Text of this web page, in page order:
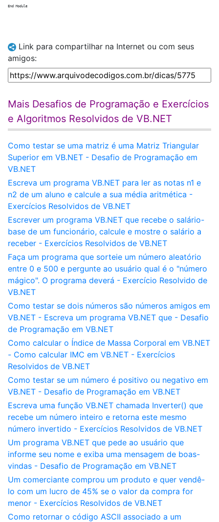
Link para compartilhar na Internet ou com seus
amigos:
Mais Desafios de Programação e Exercícios
e Algoritmos Resolvidos de VB.NET
Como testar se uma matriz é uma Matriz Triangular
Superior em VB.NET - Desafio de Programação em
VB.NET
Escreva um programa VB.NET para ler as notas n1 e
n2 de um aluno e calcule a sua média aritmética -
Exercícios Resolvidos de VB.NET
Escrever um programa VB.NET que recebe o salário-
base de um funcionário, calcule e mostre o salário a
receber - Exercícios Resolvidos de VB.NET
Faça um programa que sorteie um número aleatório
entre 0 e 500 e pergunte ao usuário qual é o "número
mágico". O programa deverá - Exercício Resolvido de
VB.NET
Como testar se dois números são números amigos em
VB.NET - Escreva um programa VB.NET que - Desafio
de Programação em VB.NET
Como calcular o Índice de Massa Corporal em VB.NET
- Como calcular IMC em VB.NET - Exercícios
Resolvidos de VB.NET
Como testar se um número é positivo ou negativo em
VB.NET - Desafio de Programação em VB.NET
Escreva uma função VB.NET chamada Inverter() que
recebe um número inteiro e retorna este mesmo
número invertido - Exercícios Resolvidos de VB.NET
Um programa VB.NET que pede ao usuário que
informe seu nome e exiba uma mensagem de boas-
vindas - Desafio de Programação em VB.NET
Um comerciante comprou um produto e quer vendê-
lo com um lucro de 45% se o valor da compra for
menor - Exercícios Resolvidos de VB.NET
Como retornar o código ASCII associado a um